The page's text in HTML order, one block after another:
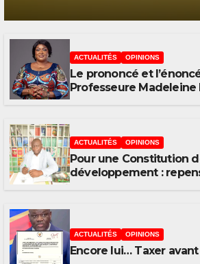
ACTUALITÉS OPINIONS
Le prononcé et
Professeure Madeleine
ACTUALITÉS OPINIONS
Pour une Constitution
développement :
ACTUALITÉS OPINIONS
Encore lui… Taxer